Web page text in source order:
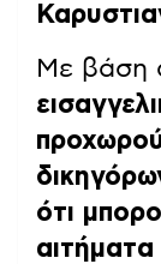
Με βάση
ότι
αιτήματα